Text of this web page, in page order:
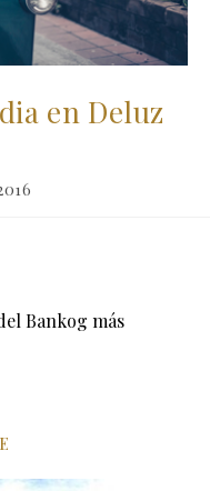
en Deluz
Bankog más